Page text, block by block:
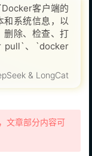
客户端的
和系统信息，以
删除、检查、打
pull`、`docker
`docker
& LongCat
文章部分内容可